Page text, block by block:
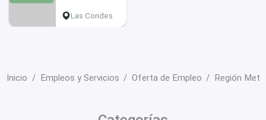
Las Condes
Inicio Empleos y Servicios Oferta de Empleo Región